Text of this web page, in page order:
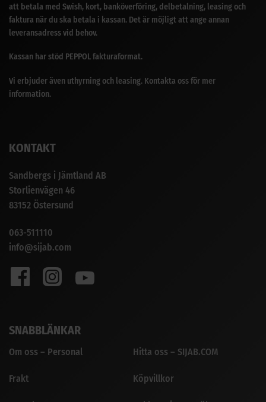
att betala med Swish, kort, banköverföring, delbetalning, leasing och
faktura när du ska betala i kassan. Det är möjligt att ange annan
leveransadress vid behov.
Kassan har stöd PEPPOL fakturaformat.
Vi erbjuder även uthyrning och leasing. Kontakta oss för mer
information.
KONTAKT
Sandbergs i Jämtland AB
Storlienvägen 46
83152 Östersund
063-511110
info@sijab.com
SNABBLÄNKAR
Om oss – Personal
Frakt
Hitta oss – SIJAB.COM
Köpvillkor